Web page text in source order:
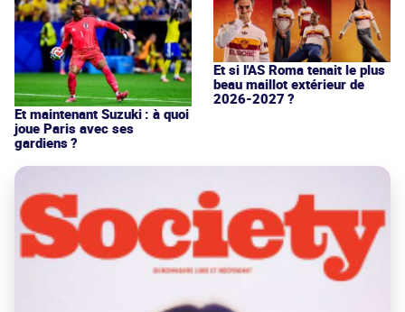
Et maintenant Suzuki : à quoi
joue Paris avec ses
gardiens ?
Et si l'AS Roma tenait le plus
beau maillot extérieur de
2026-2027 ?